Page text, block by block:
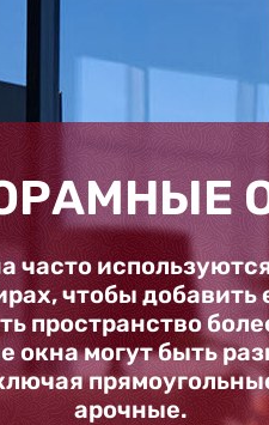
часто
чтобы добавить
пространство
окна могут быть
арочные.